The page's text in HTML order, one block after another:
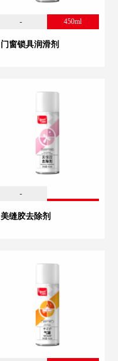
- 450ml
门窗锁具润滑剂
-
美缝胶去除剂